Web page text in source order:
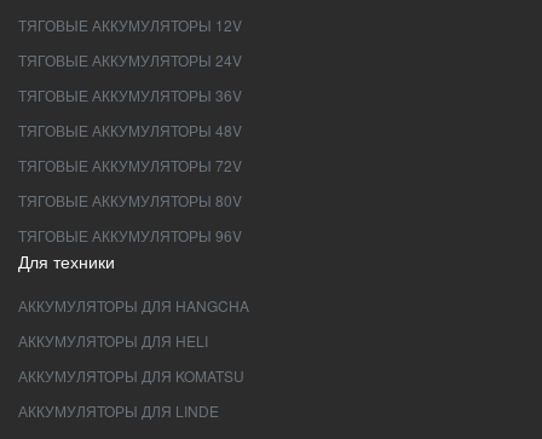
ТЯГОВЫЕ АККУМУЛЯТОРЫ 12V
ТЯГОВЫЕ АККУМУЛЯТОРЫ 24V
ТЯГОВЫЕ АККУМУЛЯТОРЫ 36V
ТЯГОВЫЕ АККУМУЛЯТОРЫ 48V
ТЯГОВЫЕ АККУМУЛЯТОРЫ 72V
ТЯГОВЫЕ АККУМУЛЯТОРЫ 80V
ТЯГОВЫЕ АККУМУЛЯТОРЫ 96V
Для техники
АККУМУЛЯТОРЫ ДЛЯ HANGCHA
АККУМУЛЯТОРЫ ДЛЯ HELI
АККУМУЛЯТОРЫ ДЛЯ KOMATSU
АККУМУЛЯТОРЫ ДЛЯ LINDE